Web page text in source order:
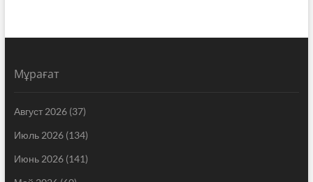
Мұрағат
Август 2026(37)
Июль 2026(134)
Июнь 2026(141)